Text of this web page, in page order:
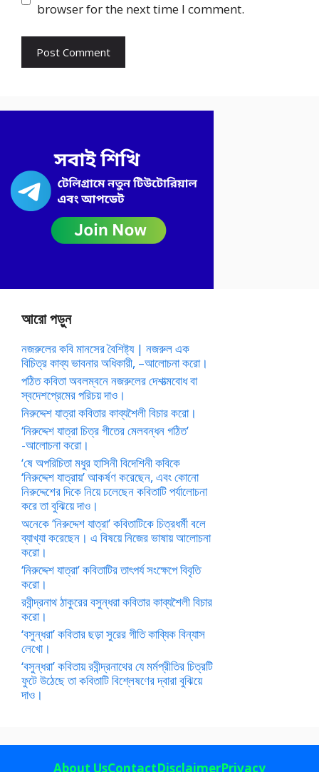
browser for the next time I comment.
আরো পড়ুন
নজরুলের কবি মানসের বৈশিষ্ট্য | নজরুল এক
বিচিত্র কাব্য ভাবনার অধিকারী, –আলোচনা করো।
পঠিত কবিতা অবলম্বনে নজরুলের দেশাত্মবোধ বা
স্বদেশপ্রেমের পরিচয় দাও।
নিরুদ্দেশ যাত্রা কবিতার কাব্যশৈলী বিচার করো।
‘নিরুদ্দেশ যাত্রা চিত্র গীতের মেলবন্ধন গঠিত’
-আলোচনা করো।
‘ষে অপরিচিতা মধুর হাসিনী বিদেশিনী কবিকে
‘নিরুদ্দেশ যাত্রায়’ আকর্ষণ করেছেন, এবং কোনো
নিরুদ্দেশের দিকে নিয়ে চলেছেন কবিতাটি পর্যালোচনা
করে তা বুঝিয়ে দাও।
অনেকে ‘নিরুদ্দেশ যাত্রা’ কবিতাটিকে চিত্রধর্মী বলে
ব্যাখ্যা করেছেন। এ বিষয়ে নিজের ভাষায় আলোচনা
করো।
‘নিরুদ্দেশ যাত্রা’ কবিতাটির তাৎপর্য সংক্ষেপে বিবৃতি
করো।
রবীন্দ্রনাথ ঠাকুরের বসুন্ধরা কবিতার কাব্যশৈলী বিচার
করো।
‘বসুন্ধরা’ কবিতার ছড়া সুরের গীতি কাব্যিক বিন্যাস
লেখো।
‘বসুন্ধরা’ কবিতায় রবীন্দ্রনাথের যে মর্মপ্রীতির চিত্রটি
ফুটে উঠেছে তা কবিতাটি বিশ্লেষণের দ্বারা বুঝিয়ে
দাও।
About UsContactDisclaimerPrivacy